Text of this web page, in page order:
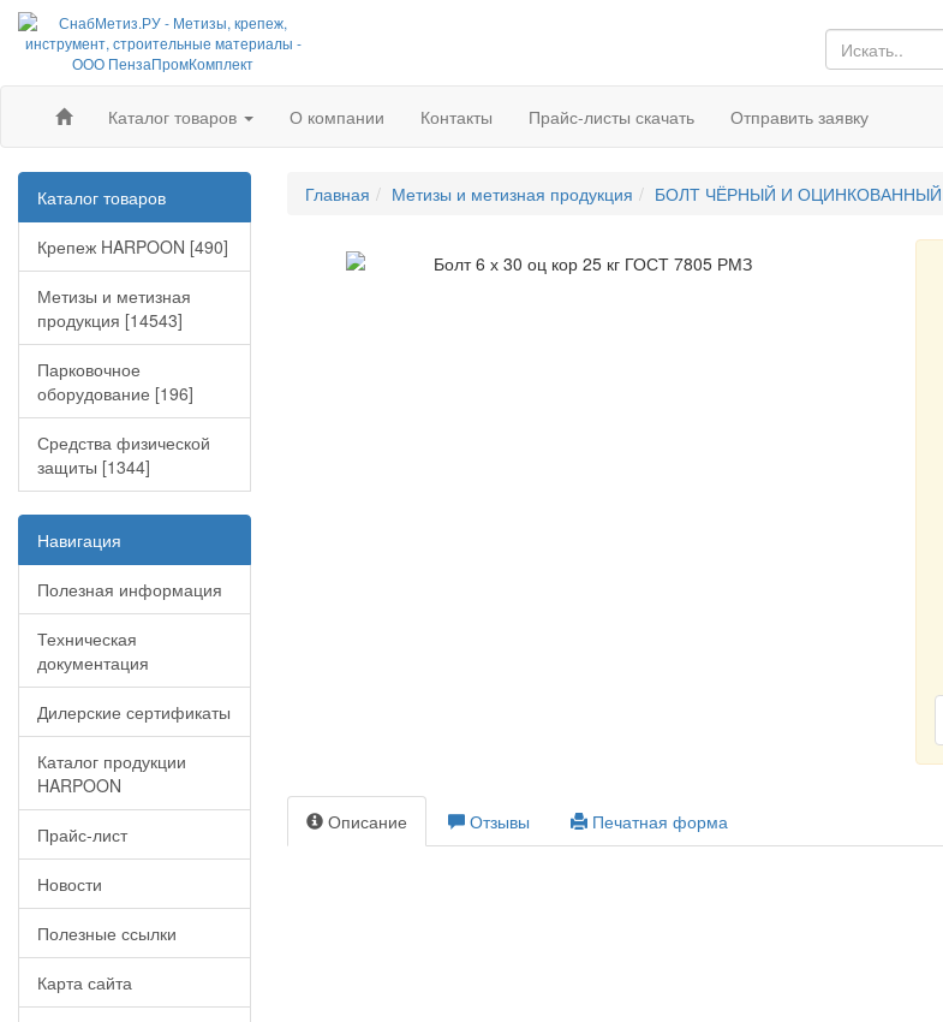
Каталог товаров О компании Контакты Прайс-листы скачать Отправить заявку
Каталог товаров
Крепеж HARPOON [490]
Метизы и метизная
продукция [14543]
Парковочное
оборудование [196]
Средства физической
защиты [1344]
Навигация
Полезная информация
Техническая
документация
Дилерские сертификаты
Каталог продукции
HARPOON
Прайс-лист
Новости
Полезные ссылки
Карта сайта
Главная Метизы и метизная продукция БОЛТ ЧЁРНЫЙ И ОЦИНКОВАННЫЙ
Описание Отзывы Печатная форма